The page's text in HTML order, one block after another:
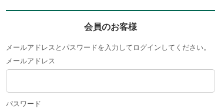
会員のお客様
メールアドレスとパスワードを入力してログインしてください。
メールアドレス
パスワード